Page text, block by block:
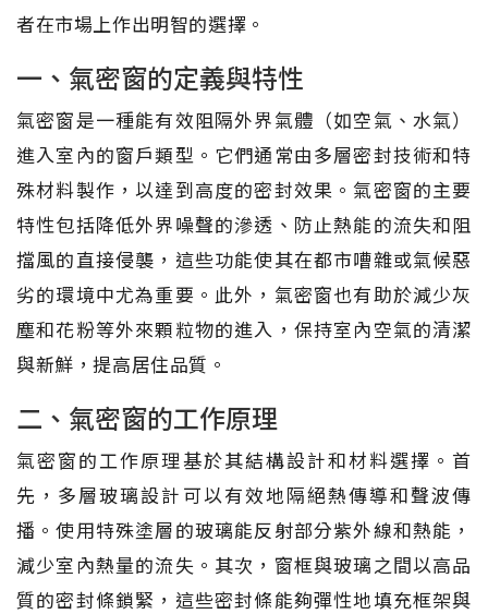
者在市場上作出明智的選擇。
一、氣密窗的定義與特性
氣密窗是一種能有效阻隔外界氣體（如空氣、水氣）
進入室內的窗戶類型。它們通常由多層密封技術和特
殊材料製作，以達到高度的密封效果。氣密窗的主要
特性包括降低外界噪聲的滲透、防止熱能的流失和阻
擋風的直接侵襲，這些功能使其在都市嘈雜或氣候惡
劣的環境中尤為重要。此外，氣密窗也有助於減少灰
塵和花粉等外來顆粒物的進入，保持室內空氣的清潔
與新鮮，提高居住品質。
二、氣密窗的工作原理
氣密窗的工作原理基於其結構設計和材料選擇。首
先，多層玻璃設計可以有效地隔絕熱傳導和聲波傳
播。使用特殊塗層的玻璃能反射部分紫外線和熱能，
減少室內熱量的流失。其次，窗框與玻璃之間以高品
質的密封條鎖緊，這些密封條能夠彈性地填充框架與